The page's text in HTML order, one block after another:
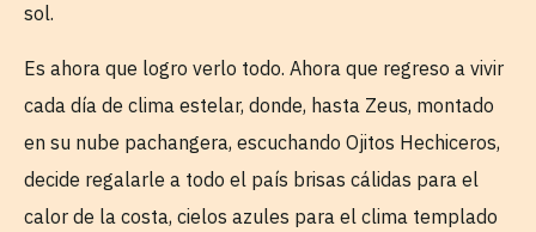
sol.
Es ahora que logro verlo todo. Ahora que regreso a vivir
cada día de clima estelar, donde, hasta Zeus, montado
en su nube pachangera, escuchando Ojitos Hechiceros,
decide regalarle a todo el país brisas cálidas para el
calor de la costa, cielos azules para el clima templado